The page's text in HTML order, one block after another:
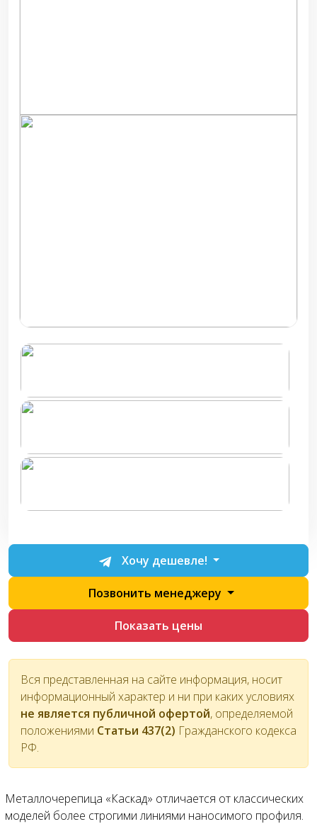
Хочу дешевле!
Позвонить менеджеру
Показать цены
Вся представленная на сайте информация, носит
информационный характер и ни при каких условиях
не является публичной офертой, определяемой
положениями Статьи 437(2) Гражданского кодекса
РФ.
Металлочерепица «Каскад» отличается от классических
моделей более строгими линиями наносимого профиля.